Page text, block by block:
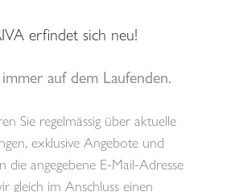
| Phone: 07531 363090
erfindet sich neu!
auf dem Laufenden.
Sie regelmässig über aktuelle
exklusive Angebote und
die angegebene E-Mail-Adresse
gleich im Anschluss einen